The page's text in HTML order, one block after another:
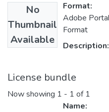
No
Thumbnail
Available
Format:
Adobe
Format
Description:
License bundle
Now showing 1 - 1 of 1
Name: